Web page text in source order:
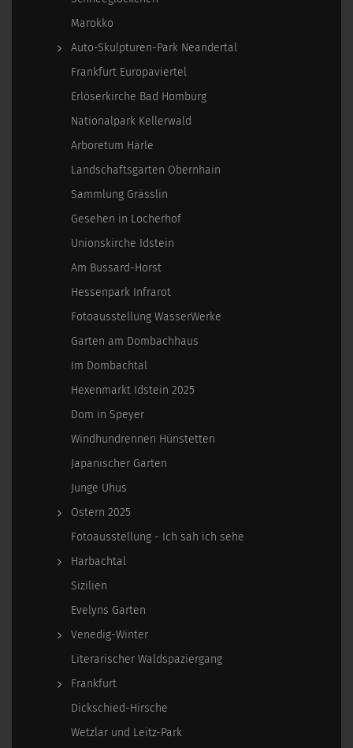
Marokko
Auto-Skulpturen-Park Neandertal
Frankfurt Europaviertel
Erlöserkirche Bad Homburg
Nationalpark Kellerwald
Arboretum Härle
Landschaftsgarten Obernhain
Sammlung Grässlin
Gesehen in Locherhof
Unionskirche Idstein
Am Bussard-Horst
Hessenpark Infrarot
Fotoausstellung WasserWerke
Garten am Dombachhaus
Im Dombachtal
Hexenmarkt Idstein 2025
Dom in Speyer
Windhundrennen Hünstetten
Japanischer Garten
Junge Uhus
Ostern 2025
Fotoausstellung - Ich sah ich sehe
Harbachtal
Sizilien
Evelyns Garten
Venedig-Winter
Literarischer Waldspaziergang
Frankfurt
Dickschied-Hirsche
Wetzlar und Leitz-Park